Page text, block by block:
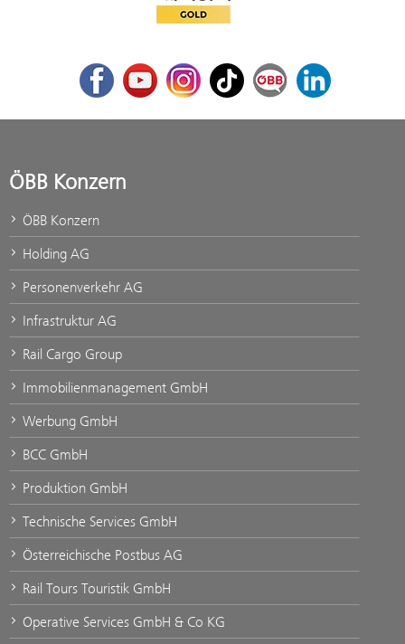
FacebookYoutubeInstagram
TikTok ÖBB Corporate Blog
LinkedIn
ÖBB Konzern
ÖBB Konzern
Holding AG
Personenverkehr AG
Infrastruktur AG
Rail Cargo Group
Immobilienmanagement GmbH
Werbung GmbH
BCC GmbH
Produktion GmbH
Technische Services GmbH
Österreichische Postbus AG
Rail Tours Touristik GmbH
Operative Services GmbH & Co KG